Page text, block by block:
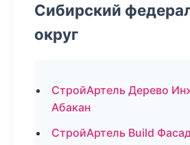
Сибирский
округ
СтройАртель Дерево
Абакан
СтройАртель Build